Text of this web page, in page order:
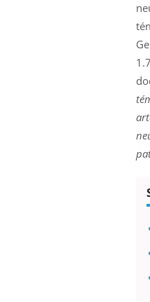
Carence en
Fatigue,
même
carence en fer